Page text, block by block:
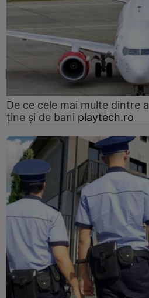
De ce cele mai multe dintre
ține și de bani playtech.ro